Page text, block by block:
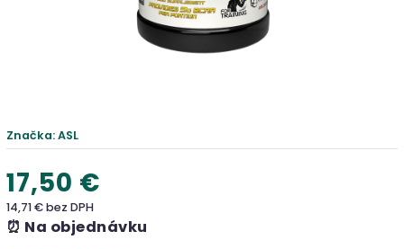
Značka:ASL
17,50 €
14,71 € bez DPH
⏰ Na objednávku